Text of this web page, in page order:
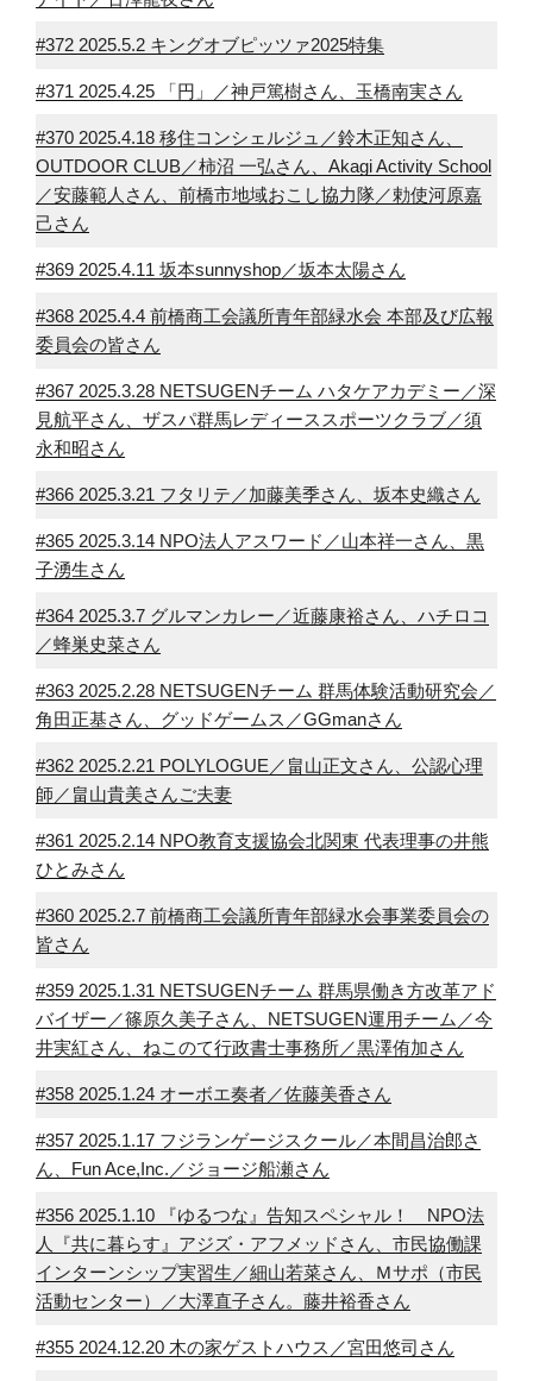
#372 2025.5.2 キングオブピッツァ2025特集
#371 2025.4.25 「円」／神戸篤樹さん、玉橋南実さん
#370 2025.4.18 移住コンシェルジュ／鈴木正知さん、
OUTDOOR CLUB／柿沼 一弘さん、Akagi Activity School
／安藤範人さん、前橋市地域おこし協力隊／勅使河原嘉
己さん
#369 2025.4.11 坂本sunnyshop／坂本太陽さん
#368 2025.4.4 前橋商工会議所青年部緑水会 本部及び広報
委員会の皆さん
#367 2025.3.28 NETSUGENチーム ハタケアカデミー／深
見航平さん、ザスパ群馬レディーススポーツクラブ／須
永和昭さん
#366 2025.3.21 フタリテ／加藤美季さん、坂本史織さん
#365 2025.3.14 NPO法人アスワード／山本祥一さん、黒
子湧生さん
#364 2025.3.7 グルマンカレー／近藤康裕さん、ハチロコ
／蜂巣史菜さん
#363 2025.2.28 NETSUGENチーム 群馬体験活動研究会／
角田正基さん、グッドゲームス／GGmanさん
#362 2025.2.21 POLYLOGUE／畠山正文さん、公認心理
師／畠山貴美さんご夫妻
#361 2025.2.14 NPO教育支援協会北関東 代表理事の井熊
ひとみさん
#360 2025.2.7 前橋商工会議所青年部緑水会事業委員会の
皆さん
#359 2025.1.31 NETSUGENチーム 群馬県働き方改革アド
バイザー／篠原久美子さん、NETSUGEN運用チーム／今
井実紅さん、ねこのて行政書士事務所／黒澤侑加さん
#358 2025.1.24 オーボエ奏者／佐藤美香さん
#357 2025.1.17 フジランゲージスクール／本間昌治郎さ
ん、Fun Ace,Inc.／ジョージ船瀬さん
#356 2025.1.10 『ゆるつな』告知スペシャル！ NPO法
人『共に暮らす』アジズ・アフメッドさん、市民協働課
インターンシップ実習生／細山若菜さん、Ｍサポ（市民
活動センター）／大澤直子さん。藤井裕香さん
#355 2024.12.20 木の家ゲストハウス／宮田悠司さん